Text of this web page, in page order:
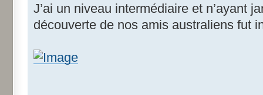
J’ai un niveau intermédiaire et n’ayant
découverte de nos amis australiens fut